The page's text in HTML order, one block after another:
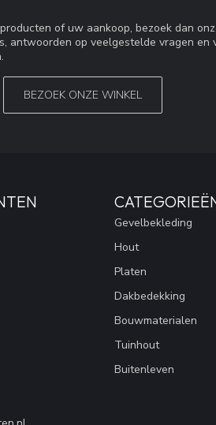
of uw aankoop, bezoek dan
antwoorden op veelgestelde vragen en
BEZOEK ONZE WINKEL
Gevelbekleding
Hout
Platen
Dakbedekking
Bouwmaterialen
Tuinhout
Buitenleven